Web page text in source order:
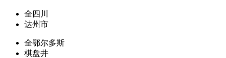
全四川
达州市
全鄂尔多斯
棋盘井